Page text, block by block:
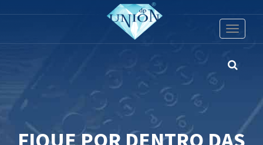
Toggle